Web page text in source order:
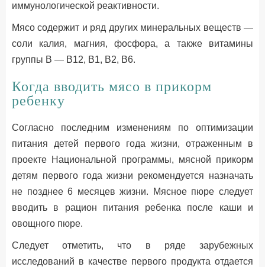
иммунологической реактивности.
Мясо содержит и ряд других минеральных веществ —
соли калия, магния, фосфора, а также витамины
группы В — В12, В1, В2, В6.
Когда вводить мясо в прикорм
ребенку
Согласно последним изменениям по оптимизации
питания детей первого года жизни, отраженным в
проекте Национальной программы, мясной прикорм
детям первого года жизни рекомендуется назначать
не позднее 6 месяцев жизни. Мясное пюре следует
вводить в рацион питания ребенка после каши и
овощного пюре.
Следует отметить, что в ряде зарубежных
исследований в качестве первого продукта отдается